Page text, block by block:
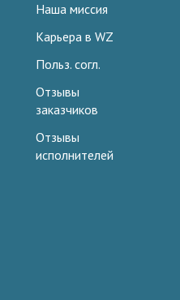
Наша миссия
Карьера в WZ
Польз. согл.
Отзывы
заказчиков
Отзывы
исполнителей